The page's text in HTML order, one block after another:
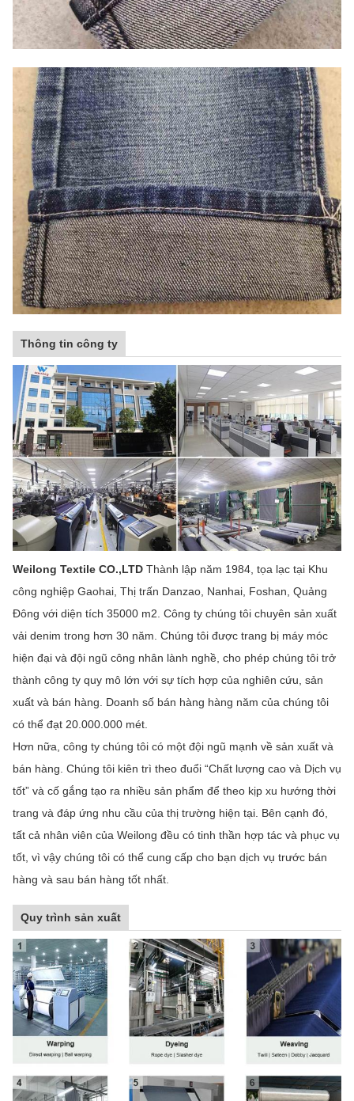
Thông tin công ty
Weilong Textile CO.,LTD Thành lập năm 1984, tọa lạc tại Khu
công nghiệp Gaohai, Thị trấn Danzao, Nanhai, Foshan, Quảng
Đông với diện tích 35000 m2. Công ty chúng tôi chuyên sản xuất
vải denim trong hơn 30 năm. Chúng tôi được trang bị máy móc
hiện đại và đội ngũ công nhân lành nghề, cho phép chúng tôi trở
thành công ty quy mô lớn với sự tích hợp của nghiên cứu, sản
xuất và bán hàng. Doanh số bán hàng hàng năm của chúng tôi
có thể đạt 20.000.000 mét.
Hơn nữa, công ty chúng tôi có một đội ngũ mạnh về sản xuất và
bán hàng. Chúng tôi kiên trì theo đuổi “Chất lượng cao và Dịch vụ
tốt” và cố gắng tạo ra nhiều sản phẩm để theo kịp xu hướng thời
trang và đáp ứng nhu cầu của thị trường hiện tại. Bên cạnh đó,
tất cả nhân viên của Weilong đều có tinh thần hợp tác và phục vụ
tốt, vì vậy chúng tôi có thể cung cấp cho bạn dịch vụ trước bán
hàng và sau bán hàng tốt nhất.
Quy trình sản xuất